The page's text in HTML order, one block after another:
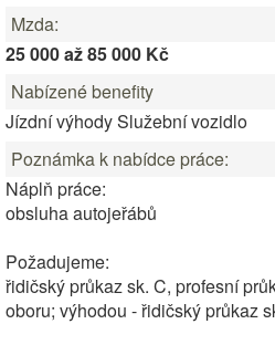
Mzda:
25 000 až 85 000 Kč
Nabízené benefity
Jízdní výhody Služební vozidlo
Poznámka k nabídce práce:
Náplň práce:
obsluha autojeřábů
Požadujeme:
řidičský průkaz sk. C, profesní
oboru; výhodou - řidičský průkaz